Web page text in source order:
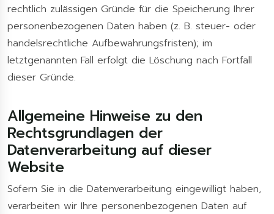
rechtlich zulässigen Gründe für die Speicherung Ihrer
personenbezogenen Daten haben (z. B. steuer- oder
handelsrechtliche Aufbewahrungsfristen); im
letztgenannten Fall erfolgt die Löschung nach Fortfall
dieser Gründe.
Allgemeine Hinweise zu den
Rechtsgrundlagen der
Datenverarbeitung auf dieser
Website
Sofern Sie in die Datenverarbeitung eingewilligt haben,
verarbeiten wir Ihre personenbezogenen Daten auf